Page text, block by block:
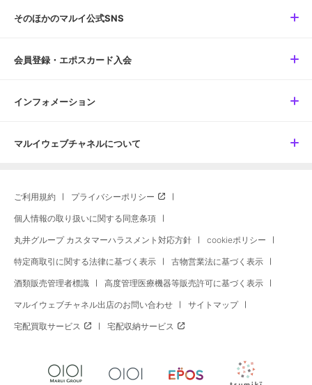
そのほかのマルイ公式SNS
会員登録・エポスカード入会
インフォメーション
マルイウェブチャネルについて
ご利用規約 プライバシーポリシー
個人情報の取り扱いに関する同意条項
丸井グループ カスタマーハラスメント対応方針 cookieポリシー
特定商取引に関する法律に基づく表示 古物営業法に基づく表示
酒類販売管理者標識 高度管理医療機器等販売許可に基づく表示
マルイウェブチャネル出店のお問い合わせ サイトマップ
宅配買取サービス 宅配収納サービス